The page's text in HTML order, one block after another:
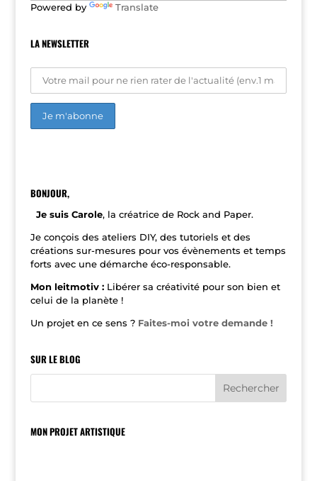
:Powered by Translate
LA NEWSLETTER
n
v
e
:
BONJOUR,
Je suis Carole, la créatrice de Rock and Paper.
Je conçois des ateliers DIY, des tutoriels et des
créations sur-mesures pour vos évènements et temps
forts avec une démarche éco-responsable.
Mon leitmotiv : Libérer sa créativité pour son bien et
celui de la planète !
Un projet en ce sens ? Faites-moi votre demande !
SUR LE BLOG
MON PROJET ARTISTIQUE